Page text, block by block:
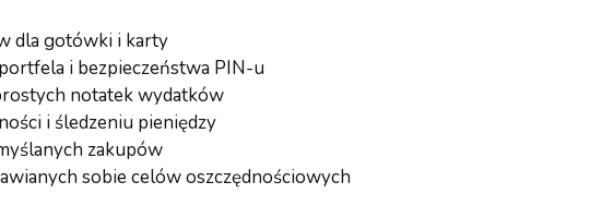
dla gotówki i karty
i bezpieczeństwa PIN-u
notatek wydatków
i śledzeniu pieniędzy
zakupów
sobie celów oszczędnościowych